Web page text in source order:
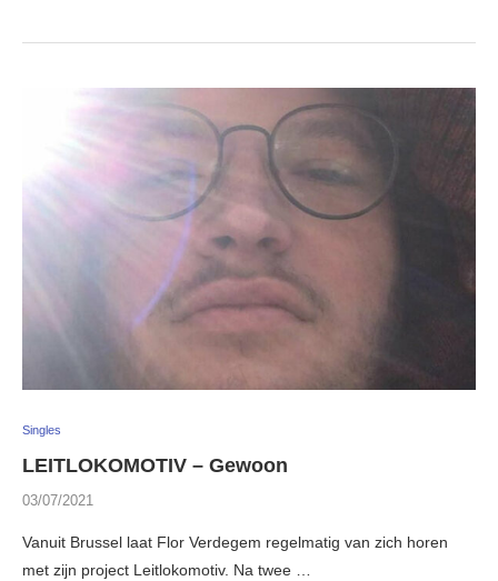
Singles
LEITLOKOMOTIV – Gewoon
03/07/2021
Vanuit Brussel laat Flor Verdegem regelmatig van zich horen
met zijn project Leitlokomotiv. Na twee …